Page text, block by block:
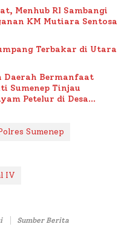
Menhub RI Sambangi
KM Mutiara Sentosa
Terbakar di Utara
Daerah Bermanfaat
Sumenep Tinjau
Petelur di Desa
Sumenep
IV
Sumber Berita